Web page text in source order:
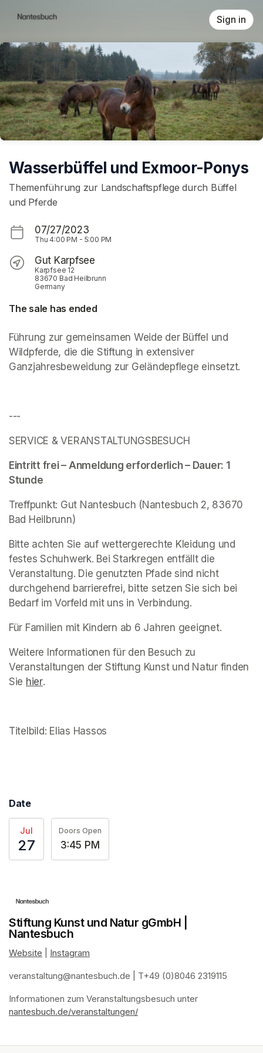
Sign in
Wasserbüffel und Exmoor-Ponys
Themenführung zur Landschaftspflege durch Büffel
und Pferde
07/27/2023
Thu 4:00 PM - 5:00 PM
Gut Karpfsee
Karpfsee 12
83670 Bad Heilbrunn
Germany
The sale has ended
Führung zur gemeinsamen Weide der Büffel und
Wildpferde, die die Stiftung in extensiver
Ganzjahresbeweidung zur Geländepflege einsetzt.
---
SERVICE & VERANSTALTUNGSBESUCH
Eintritt frei – Anmeldung erforderlich – Dauer: 1
Stunde
(opens in a new tab)
Treffpunkt: Gut Nantesbuch (Nantesbuch 2, 83670
Bad Heilbrunn)
Bitte achten Sie auf wettergerechte Kleidung und
festes Schuhwerk. Bei Starkregen entfällt die
Veranstaltung. Die genutzten Pfade sind nicht
durchgehend barrierefrei, bitte setzen Sie sich bei
Bedarf im Vorfeld mit uns in Verbindung.
Für Familien mit Kindern ab 6 Jahren geeignet.
Weitere Informationen für den Besuch zu
Veranstaltungen der Stiftung Kunst und Natur finden
Sie (opens in a new tab)
hier(opens in a new tab)
.
Titelbild: Elias Hassos
Date
Jul
27
Doors Open
3:45 PM
Stiftung Kunst und Natur gGmbH |
Nantesbuch
Website (opens in a new tab)
Instagram
veranstaltung@nantesbuch.de (opens in a new tab)
| T+49 (0)8046 2319115
Informationen zum Veranstaltungsbesuch (opens in a new tab)
(opens in a new tab)
(opens in a new tab)
(opens in a new tab)
nantesbuch.de/veranstaltungen/